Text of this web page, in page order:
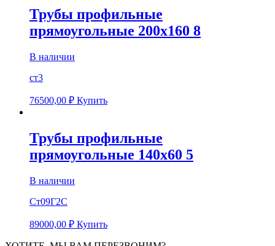
Трубы профильные
прямоугольные 200х160 8
В наличии
ст3
76500,00 ₽ Купить
Трубы профильные
прямоугольные 140х60 5
В наличии
Ст09Г2С
89000,00 ₽ Купить